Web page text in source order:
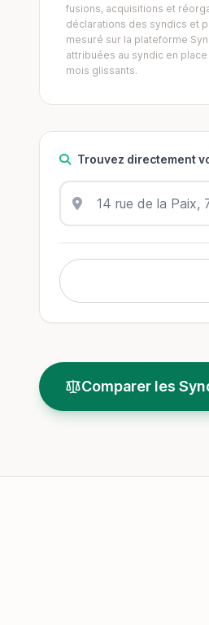
fusions, acquisitions et
déclarations des syndics et
mesuré sur la plateforme
attribuées au syndic en
mois glissants.
Trouvez directement
Comparer les